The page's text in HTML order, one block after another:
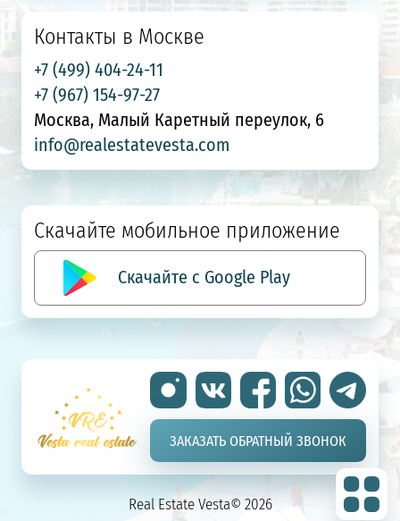
ЗАКАЗАТЬ ОБРАТНЫЙ ЗВОНОК
Контакты в Москве
+7 (499) 404-24-11
+7 (967) 154-97-27
Москва, Малый Каретный переулок, 6
info@realestatevesta.com
Скачайте мобильное приложение
Скачайте с Google Play
Real Estate Vesta© 2026